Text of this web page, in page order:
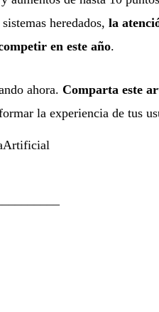
heredados, la
en este año.
ahora. Comparta este
la experiencia de tus